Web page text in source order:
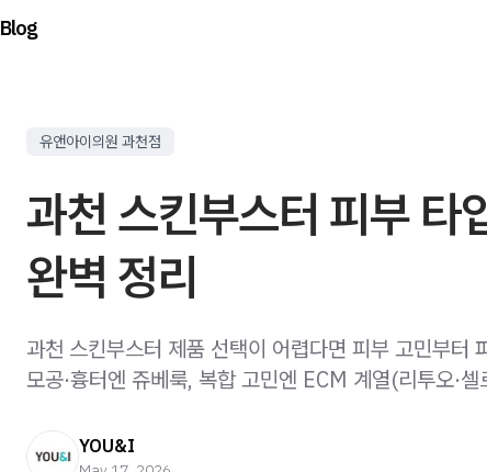
Blog
유앤아이의원 과천점
과천 스킨부스터 피부 타
완벽 정리
과천 스킨부스터 제품 선택이 어렵다면 피부 고민부터
모공·흉터엔 쥬베룩, 복합 고민엔 ECM 계열(리투오·
YOU&I